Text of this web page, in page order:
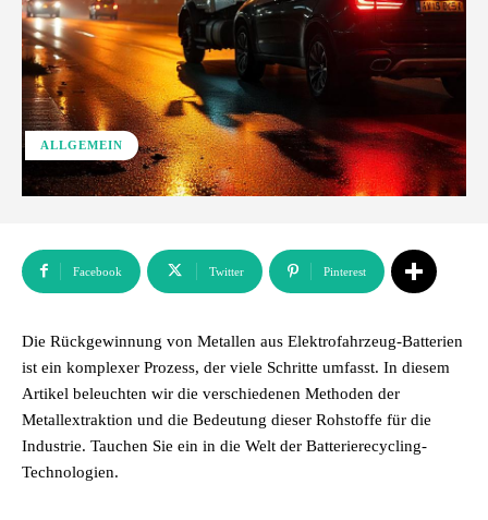
ALLGEMEIN
Facebook Twitter Pinterest
Die Rückgewinnung von Metallen aus Elektrofahrzeug-Batterien
ist ein komplexer Prozess, der viele Schritte umfasst. In diesem
Artikel beleuchten wir die verschiedenen Methoden der
Metallextraktion und die Bedeutung dieser Rohstoffe für die
Industrie. Tauchen Sie ein in die Welt der Batterierecycling-
Technologien.